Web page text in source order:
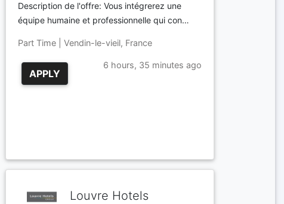
Description de l'offre: Vous intégrerez une
équipe humaine et professionnelle qui con…
Part Time | Vendin-le-vieil, France
APPLY
6 hours, 35 minutes ago
Louvre Hotels